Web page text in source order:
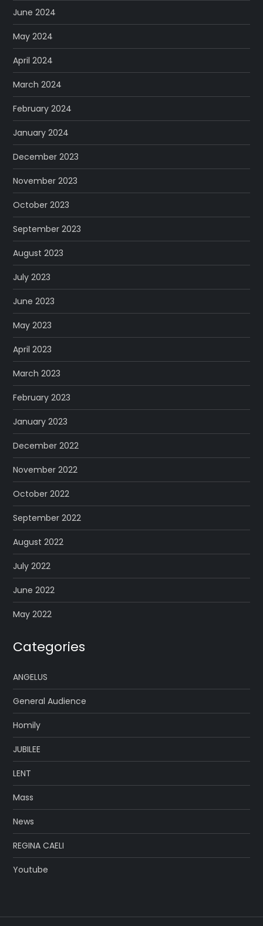
June 2024
May 2024
April 2024
March 2024
February 2024
January 2024
December 2023
November 2023
October 2023
September 2023
August 2023
July 2023
June 2023
May 2023
April 2023
March 2023
February 2023
January 2023
December 2022
November 2022
October 2022
September 2022
August 2022
July 2022
June 2022
May 2022
Categories
ANGELUS
General Audience
Homily
JUBILEE
LENT
Mass
News
REGINA CAELI
Youtube